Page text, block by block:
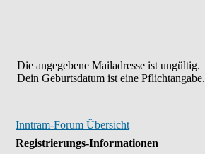
Die angegebene Mailadresse ist ungültig.
Dein Geburtsdatum ist eine Pflichtangabe.
Inntram-Forum Übersicht
Registrierungs-Informationen